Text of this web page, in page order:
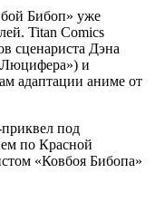
Бибоп» уже
Titan Comics
сценариста Дэна
и
адаптации аниме от
под
по Красной
«Ковбоя Бибопа»